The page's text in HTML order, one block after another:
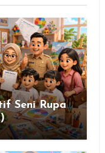
Seni Rupa